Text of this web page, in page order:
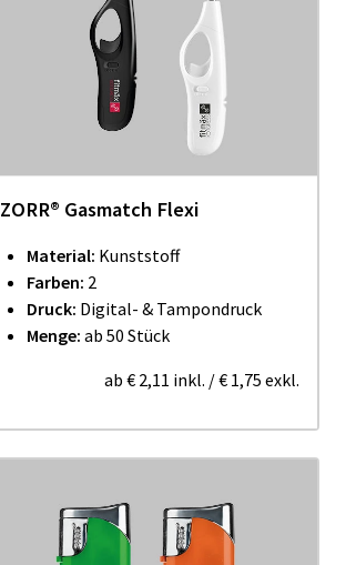
ZORR® Gasmatch Flexi
Material: Kunststoff
Farben: 2
Druck: Digital- & Tampondruck
Menge: ab 50 Stück
ab € 2,11 inkl. /€ 1,75 exkl.